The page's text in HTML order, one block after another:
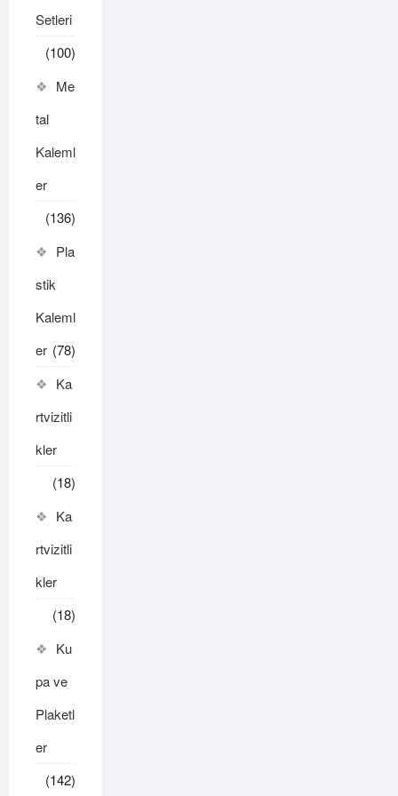
Setleri
(100)
Me
tal
Kaleml
er
(136)
Pla
stik
Kaleml
er (78)
Ka
rtvizitli
kler
(18)
Ka
rtvizitli
kler
(18)
Ku
pa ve
Plaketl
er
(142)